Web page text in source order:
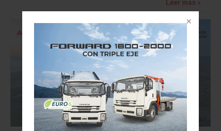
Leer más »